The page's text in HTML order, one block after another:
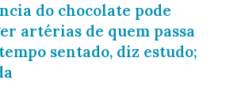
do chocolate pode
artérias de quem passa
sentado, diz estudo;